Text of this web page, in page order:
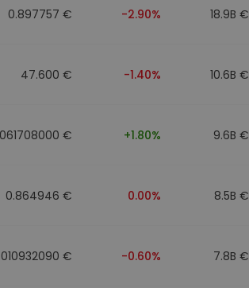
0.897757 € -2.90% 18.9B €
47.600 € -1.40% 10.6B €
€ +1.80% 9.6B €
0.864946 € 0.00% 8.5B €
€ -0.60% 7.8B €